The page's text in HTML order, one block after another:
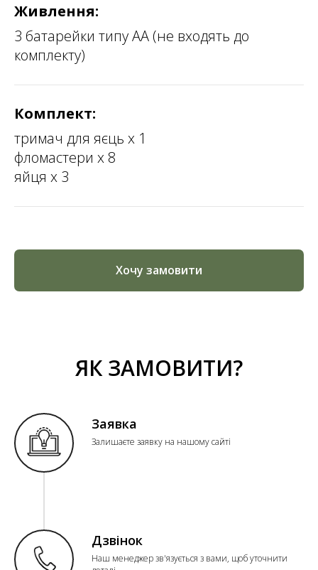
Живлення:
3 батарейки типу АА (не входять до
комплекту)
Комплект:
тримач для яєць х 1
фломастери х 8
яйця х 3
Хочу замовити
ЯК ЗАМОВИТИ?
Заявка
Залишаєте заявку на нашому сайті
Дзвінок
Наш менеджер зв'язується з вами, щоб уточнити